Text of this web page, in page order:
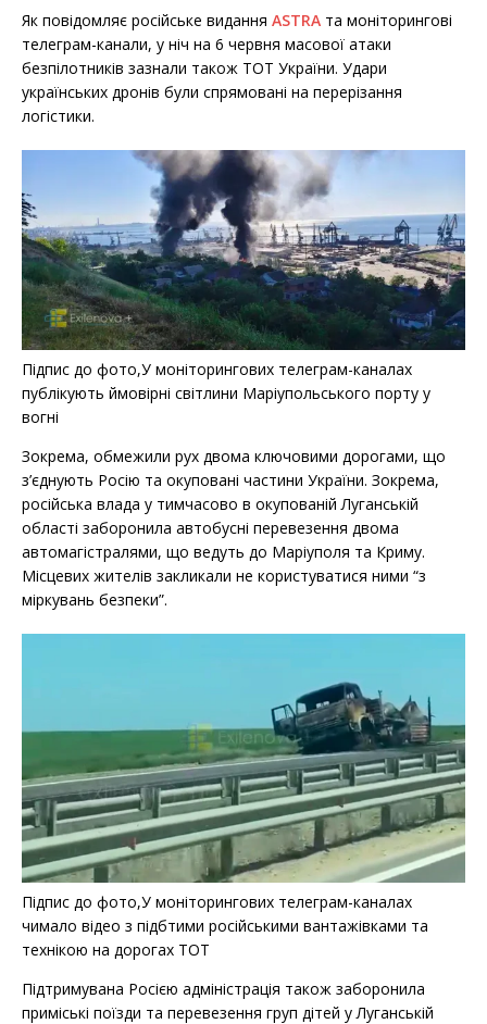
Як повідомляє російське видання ASTRA та моніторингові
телеграм-канали, у ніч на 6 червня масової атаки
безпілотників зазнали також ТОТ України. Удари
українських дронів були спрямовані на перерізання
логістики.
Підпис до фото,У моніторингових телеграм-каналах
публікують ймовірні світлини Маріупольського порту у
вогні
Зокрема, обмежили рух двома ключовими дорогами, що
з’єднують Росію та окуповані частини України. Зокрема,
російська влада у тимчасово в окупованій Луганській
області заборонила автобусні перевезення двома
автомагістралями, що ведуть до Маріуполя та Криму.
Місцевих жителів закликали не користуватися ними “з
міркувань безпеки”.
Підпис до фото,У моніторингових телеграм-каналах
чимало відео з підбтими російськими вантажівками та
технікою на дорогах ТОТ
Підтримувана Росією адміністрація також заборонила
приміські поїзди та перевезення груп дітей у Луганській